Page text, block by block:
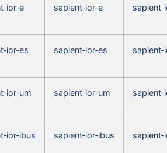
sapient‑ior‑e
sapient‑ior‑es
sapient‑ior‑um
sapient‑ior‑ibus